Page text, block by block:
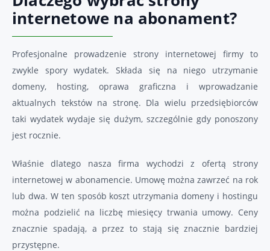
internetowe na abonament?
Profesjonalne prowadzenie strony internetowej firmy to
zwykle spory wydatek. Składa się na niego utrzymanie
domeny, hosting, oprawa graficzna i wprowadzanie
aktualnych tekstów na stronę. Dla wielu przedsiębiorców
taki wydatek wydaje się dużym, szczególnie gdy ponoszony
jest rocznie.
Właśnie dlatego nasza firma wychodzi z ofertą strony
internetowej w abonamencie. Umowę można zawrzeć na rok
lub dwa. W ten sposób koszt utrzymania domeny i hostingu
można podzielić na liczbę miesięcy trwania umowy. Ceny
znacznie spadają, a przez to stają się znacznie bardziej
przystępne.